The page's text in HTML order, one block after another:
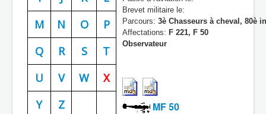
Formation
Doctrines
Batailles
Cahiers des As
M
N O
P
Q
R S
T
U
V W
X
Y
Z
Brevet militaire le:
Parcours: 3è Chasseurs à cheval, 80è
Affectations: F 221, F 50
Observateur
MF 50